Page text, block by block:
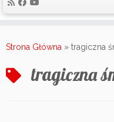
toStrona Główna » tragiczna
tragiczna